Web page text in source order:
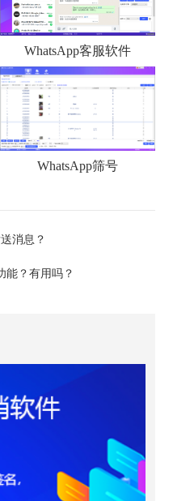
WhatsApp客服软件
WhatsApp筛号
消息？
能？有用吗？